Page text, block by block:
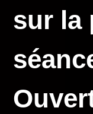
sur la